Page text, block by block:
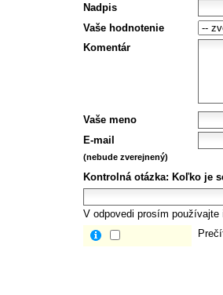
Nadpis
Vaše hodnotenie
Komentár
Vaše meno
E-mail
(nebude zverejnený)
Kontrolná otázka: Koľko je
V odpovedi prosím